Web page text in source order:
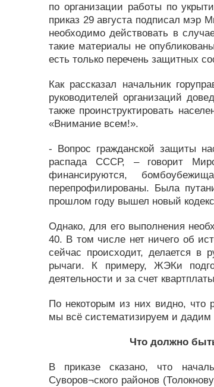
по организации работы по
приказ 29 августа подписал мэр
необходимо действовать в
такие материалы не
есть только перечень защитных
Как рассказал начальник
руководителей организаций
также проинструктировать
«Внимание всем!».
- Вопрос гражданской защиты
распада СССР, – говорит
финансируются,
перепрофилированы. Была
прошлом году вышел новый
Однако, для его выполнения
40. В том числе нет ничего об
сейчас происходит, делается в
рычаги. К примеру, ЖЭКи
деятельности и за счет
По некоторым из них видно, что
мы всё систематизируем и
Что должно
В приказе сказано, что
Суворов¬ского районов